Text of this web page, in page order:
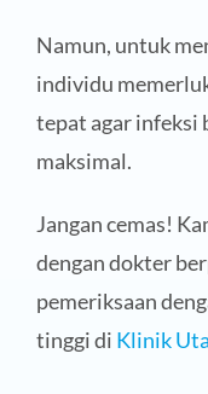
Namun, untuk
individu
tepat agar infeksi
maksimal.
Jangan cemas!
dengan dokter
pemeriksaan
tinggi di Klinik